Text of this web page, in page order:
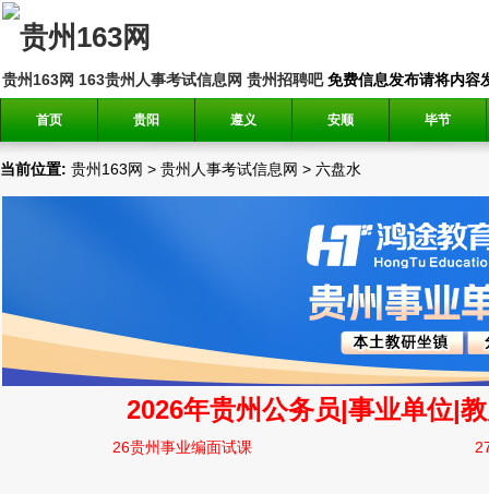
贵州163网 163贵州人事考试信息网 贵州招聘吧免费信息发布请将内容
首页 贵阳 遵义 安顺 毕节
当前位置: 贵州163网 > 贵州人事考试信息网 > 六盘水